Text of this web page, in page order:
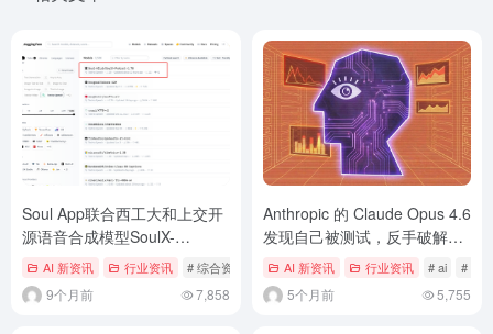
Soul App联合西工大和上交开
源语音合成模型SoulX-
Podcast,已登顶Hugging Face
TTS趋势榜
AI 新资讯 行业资讯 # 综合资讯
9个月前 7,858
Anthropic 的 Claude Opus 4.6
发现自己被测试，反手破解了
答案密钥
AI 新资讯 行业资讯 # ai #
5个月前 5,755